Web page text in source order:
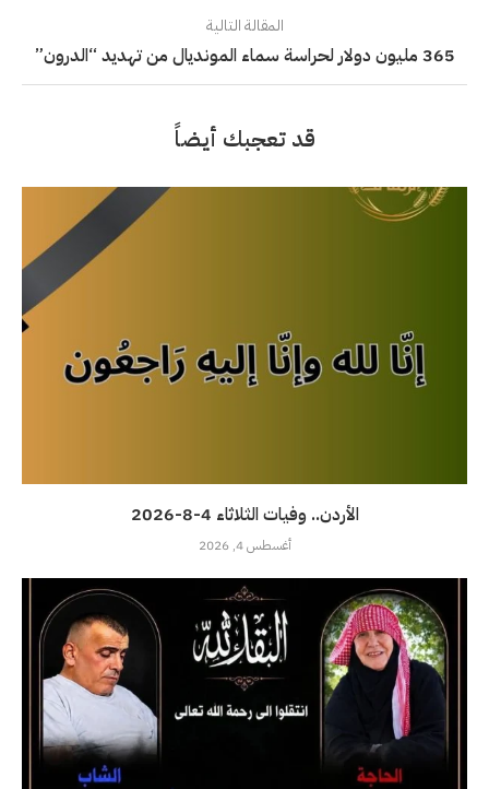
المقالة التالية
365 مليون دولار لحراسة سماء المونديال من تهديد “الدرون”
قد تعجبك أيضاً
الأردن.. وفيات الثلاثاء 4-8-2026
أغسطس 4, 2026